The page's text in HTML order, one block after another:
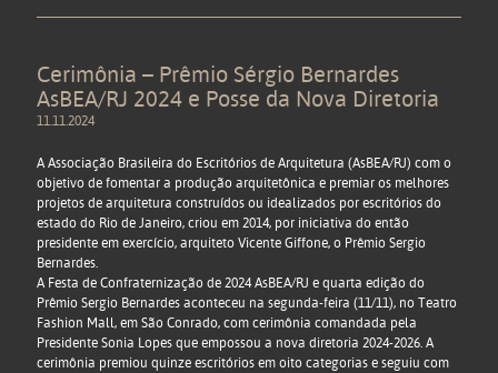
Cerimônia – Prêmio Sérgio Bernardes
AsBEA/RJ 2024 e Posse da Nova Diretoria
11.11.2024
A Associação Brasileira do Escritórios de Arquitetura (AsBEA/RJ) com o
objetivo de fomentar a produção arquitetônica e premiar os melhores
projetos de arquitetura construídos ou idealizados por escritórios do
estado do Rio de Janeiro, criou em 2014, por iniciativa do então
presidente em exercício, arquiteto Vicente Giffone, o Prêmio Sergio
Bernardes.
A Festa de Confraternização de 2024 AsBEA/RJ e quarta edição do
Prêmio Sergio Bernardes aconteceu na segunda-feira (11/11), no Teatro
Fashion Mall, em São Conrado, com cerimônia comandada pela
Presidente Sonia Lopes que empossou a nova diretoria 2024-2026. A
cerimônia premiou quinze escritórios em oito categorias e seguiu com